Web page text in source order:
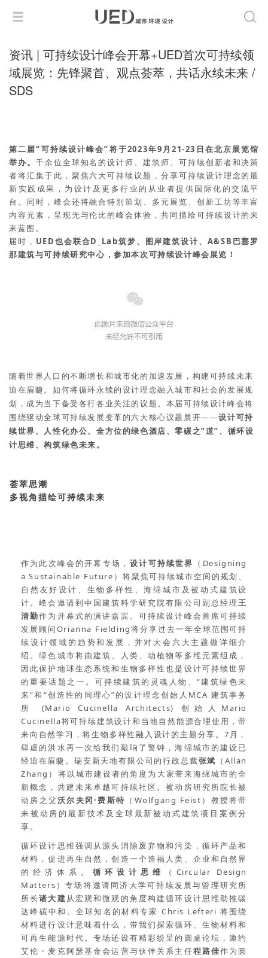
资讯 | 可持续设计峰会开幕+UED首次可持续领
域展览：先锋聚首、观点荟萃，共话永续未来 /
SDS
第二届“可持续设计峰会”将于2023年9月21-23日在北京展览馆
举办。 千余位全球知名的设计师、建筑师、可持续创新者和决策
者将汇集于此，聚焦六大可持续议题，分享可持续设计理念的最
新实践成果，为设计及更多行业的从业者提供国际化的交流平
台。同时，峰会还将融合特别策划、多元展览、创新工坊等丰富
内容元素，呈现无与伦比的峰会体验，共同描绘可持续设计的未
来蓝图。
届时， UED也会联合D_Lab筑梦、图岸建筑设计、A&SB巴塞罗
那建筑与可持续研究中心，参加本次可持续设计峰会展览！
随着世界人口的不断增长和城市化的加速发展，构建可持续未来
迫在眉睫。如何将循环永续的设计理念融入城市和社会的发展规
划，成为当下备受各行各业关注的议题。本届可持续设计峰会将
围绕驱动全球可持续发展变革的六大核心议题展开——设计可持
续世界、人性化办公、全方位的绿色酒店、零碳之“道”、循环设
计思维、构筑绿色未来。
荟萃思潮
多视角描绘可持续未来
作为此次峰会的开幕专场，设计可持续世界 （Designing
a Sustainable Future）将聚焦可持续城市空间的规划、
自然友好设计、生物多样性、海绵城市及被动式建筑设
计。峰会邀请到中国建筑科学研究院有限公司副总经理王
清勤作为开幕式的演讲嘉宾。可持续设计峰会首席可持续
发展顾问Orianna Fielding将分享过去一年全球范围可持
续设计领域的趋势和发展，并对大会六大主题做详细介
绍。绿色城市将由建筑、人类、动植物等多维元素组成，
因此保护地球生态系统和生物多样性也是设计可持续世界
的重要话题之一。可持续建筑的灵魂人物、“建筑绿色未
来”和“创造性的同理心”的设计理念创始人MCA 建筑事务
所 (Mario Cucinella Architects) 创始人Mario
Cucinella将可持续建筑设计和当地自然能源合理使用，带
来向自然学习，将生物多样性融入设计的主题分享。7月，
肆虐的洪水再一次给我们敲响了警钟，海绵城市的建设已
经迫在眉睫。瑞安新天地有限公司的行政总裁张斌 （Allan
Zhang）将以城市建设者的角度为大家带来海绵城市的全
新概念，共建未来卓越可持续社区。被动房研究所院长被
动房之父沃尔夫冈·费斯特 （Wolfgang Feist）教授将带
来被动房的最新技术及全球最新被动式建筑项目案例分
享。
循环设计思维强调从源头消除废弃物和污染，循环产品和
材料，促进再生自然，创造一个造福人类、企业和自然界
的经济体系。 循环设计思维
（Circular Design
Matters）专场将邀请同济大学可持续发展与管理研究所
所长诸大建从宏观和微观的角度构建循环设计思维助推碳
达峰碳中和。全球知名的材料专家 Chris Lefteri 将围绕
材料进行设计意味着什么，带我们探索循环、生物材料和
可再生能源时代。专场还设有精彩纷呈的圆桌论坛，邀约
艾伦・麦克阿瑟基金会运营与伙伴关系主任程路佳作为圆